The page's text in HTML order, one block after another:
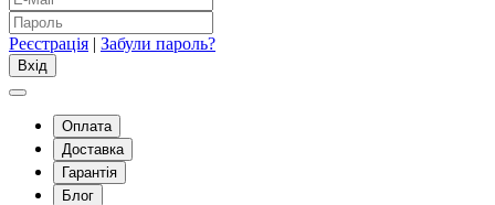
Реєстрація | Забули пароль?
Оплата
Доставка
Гарантія
Блог